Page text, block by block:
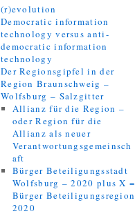
(r)evolution
Democratic information
technology versus anti-
democratic information
technology
Der Regionsgipfel in der
Region Braunschweig –
Wolfsburg – Salzgitter
Allianz für die Region –
oder Region für die
Allianz als neuer
Verantwortungsgemeinsch
aft
Bürger Beteiligungsstadt
Wolfsburg – 2020 plus X =
Bürger Beteiligungsregion
2020